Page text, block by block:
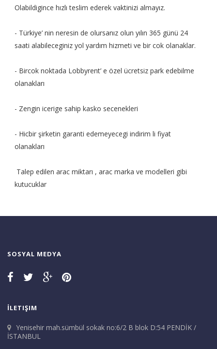
Olabildigince hızlı teslim ederek vaktinizi almayız.
- Türkiye’ nin neresin de olursanız olun yılın 365 günü 24
saati alabileceginiz yol yardım hizmeti ve bir cok olanaklar.
- Bircok noktada Lobbyrent’ e özel ücretsiz park edebilme
olanakları
- Zengin icerige sahip kasko secenekleri
- Hicbir şirketin garanti edemeyecegi indirim li fiyat
olanakları
Talep edilen arac miktarı , arac marka ve modelleri gibi
kutucuklar
SOSYAL MEDYA
İLETIŞIM
Yenisehir mah.sümbül sokak no:6/2 B blok D:54 PENDİK /
İSTANBUL